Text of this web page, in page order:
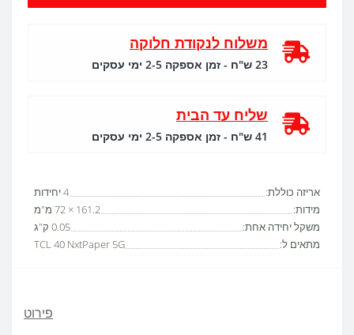
אריזה כוללת:
4 יחידות
מידות:
161.2 × 72 מ"מ
משקל יחידה אחת:
0.05 ק"ג
מתאים ל:
TCL 40 NxtPaper 5G
משלוח לנקודת חלוקה
23 ש"ח - זמן אספקה 2-5 ימי עסקים
שליח עד הבית
41 ש"ח - זמן אספקה 2-5 ימי עסקים
פירוט